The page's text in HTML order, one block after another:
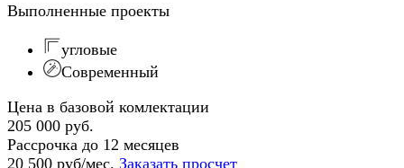
Выполненные проекты
угловые
Современный
Цена в базовой комлектации
205 000 руб.
Рассрочка до 12 месяцев
20 500 руб/мес. Заказать просчет